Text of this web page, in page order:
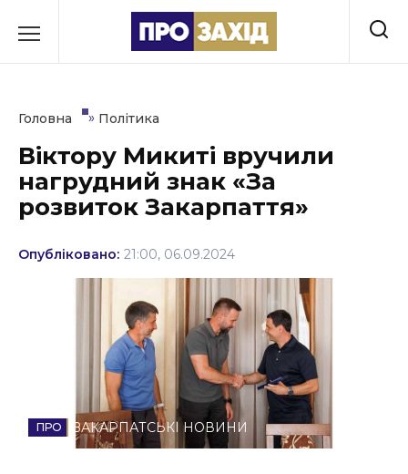
до
Культура
Освіта
Події
Стиль життя
Головна » Політика
Віктору Микиті вручили
нагрудний знак «За
розвиток Закарпаття»
Опубліковано: 21:00, 06.09.2024
ЗАКАРПАТСЬКІ НОВИНИ